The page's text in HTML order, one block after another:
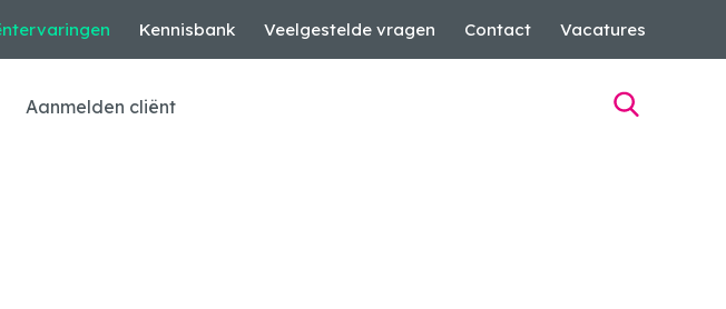
Kennisbank Veelgestelde vragen Contact Vacatures
Aanmelden cliënt